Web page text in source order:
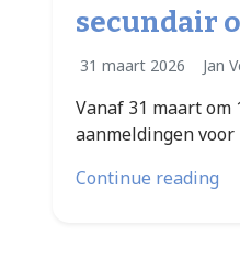
secundair
31 maart 2026 Jan
Vanaf 31 maart om
aanmeldingen voor
Continue reading